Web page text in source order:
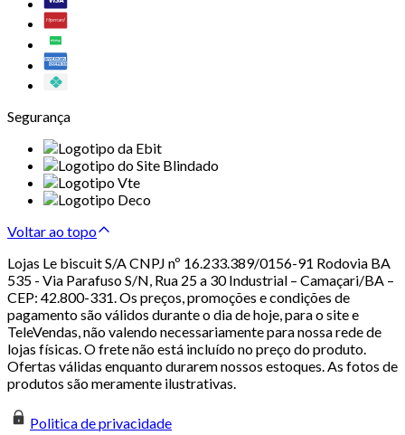
Segurança
Voltar ao topo
Lojas Le biscuit S/A CNPJ nº 16.233.389/0156-91 Rodovia BA
535 - Via Parafuso S/N, Rua 25 a 30 Industrial – Camaçari/BA –
CEP: 42.800-331. Os preços, promoções e condições de
pagamento são válidos durante o dia de hoje, para o site e
TeleVendas, não valendo necessariamente para nossa rede de
lojas físicas. O frete não está incluído no preço do produto.
Ofertas válidas enquanto durarem nossos estoques. As fotos de
produtos são meramente ilustrativas.
Politica de privacidade